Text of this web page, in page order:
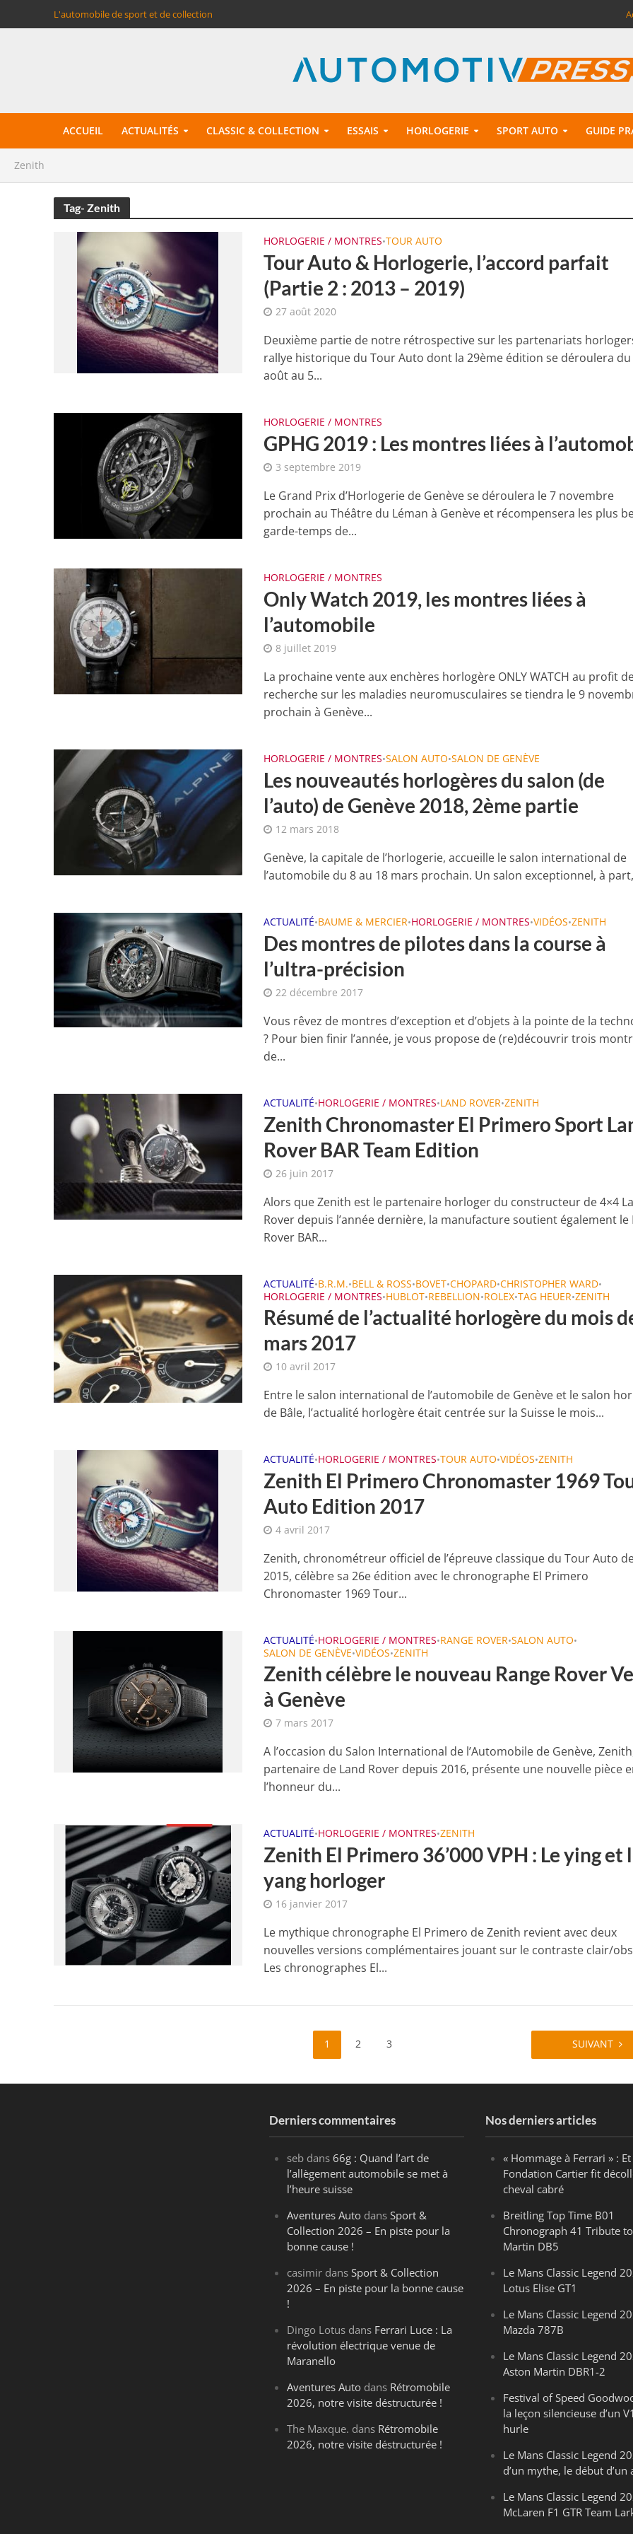
L'automobile de sport et de collection
ACCUEIL ACTUALITÉS CLASSIC & COLLECTION ESSAIS HORLOGERIE SPORT AUTO GUIDE
Zenith
Tag- Zenith
HORLOGERIE / MONTRES•TOUR AUTO
Tour Auto & Horlogerie, l’accord parfait
(Partie 2 : 2013 – 2019)
27 août 2020
Deuxième partie de notre rétrospective sur les partenariats
rallye historique du Tour Auto dont la 29ème édition se déroulera du
août au 5...
HORLOGERIE / MONTRES
GPHG 2019 : Les montres liées à
3 septembre 2019
Le Grand Prix d’Horlogerie de Genève se déroulera le 7 novembre
prochain au Théâtre du Léman à Genève et récompensera les plus
garde-temps de...
HORLOGERIE / MONTRES
Only Watch 2019, les montres liées à
l’automobile
8 juillet 2019
La prochaine vente aux enchères horlogère ONLY WATCH au profit
recherche sur les maladies neuromusculaires se tiendra le 9
prochain à Genève...
HORLOGERIE / MONTRES•SALON AUTO•SALON DE GENÈVE
Les nouveautés horlogères du salon (de
l’auto) de Genève 2018, 2ème partie
12 mars 2018
Genève, la capitale de l’horlogerie, accueille le salon international de
l’automobile du 8 au 18 mars prochain. Un salon exceptionnel, à
ACTUALITÉ•BAUME & MERCIER•HORLOGERIE / MONTRES•VIDÉOS•ZENITH
Des montres de pilotes dans la course à
l’ultra-précision
22 décembre 2017
Vous rêvez de montres d’exception et d’objets à la pointe de la
? Pour bien finir l’année, je vous propose de (re)découvrir trois
de...
ACTUALITÉ•HORLOGERIE / MONTRES•LAND ROVER•ZENITH
Zenith Chronomaster El Primero Sport
Rover BAR Team Edition
26 juin 2017
Alors que Zenith est le partenaire horloger du constructeur de 4×4
Rover depuis l’année dernière, la manufacture soutient également le
Rover BAR...
ACTUALITÉ•B.R.M.•BELL & ROSS•BOVET•CHOPARD•CHRISTOPHER WARD•
HORLOGERIE / MONTRES•HUBLOT•REBELLION•ROLEX•TAG HEUER•ZENITH
Résumé de l’actualité horlogère du mois
mars 2017
10 avril 2017
Entre le salon international de l’automobile de Genève et le salon
de Bâle, l’actualité horlogère était centrée sur la Suisse le mois...
ACTUALITÉ•HORLOGERIE / MONTRES•TOUR AUTO•VIDÉOS•ZENITH
Zenith El Primero Chronomaster 1969
Auto Edition 2017
4 avril 2017
Zenith, chronométreur officiel de l’épreuve classique du Tour Auto
2015, célèbre sa 26e édition avec le chronographe El Primero
Chronomaster 1969 Tour...
ACTUALITÉ•HORLOGERIE / MONTRES•RANGE ROVER•SALON AUTO•
SALON DE GENÈVE•VIDÉOS•ZENITH
Zenith célèbre le nouveau Range Rover
à Genève
7 mars 2017
A l’occasion du Salon International de l’Automobile de Genève,
partenaire de Land Rover depuis 2016, présente une nouvelle pièce
l’honneur du...
ACTUALITÉ•HORLOGERIE / MONTRES•ZENITH
Zenith El Primero 36’000 VPH : Le ying et
yang horloger
16 janvier 2017
Le mythique chronographe El Primero de Zenith revient avec deux
nouvelles versions complémentaires jouant sur le contraste clair/
Les chronographes El...
1 2 3 SUIVANT
Derniers commentaires
seb dans66g : Quand l’art de
l’allègement automobile se met à
l’heure suisse
Aventures Auto dansSport &
Collection 2026 – En piste pour la
bonne cause !
casimir dansSport & Collection
2026 – En piste pour la bonne cause
!
Dingo Lotus dans Ferrari Luce : La
révolution électrique venue de
Maranello
Aventures Auto dans Rétromobile
2026, notre visite déstructurée !
The Maxque. dans Rétromobile
2026, notre visite déstructurée !
Nos derniers articles
« Hommage à Ferrari » : Et
Fondation Cartier fit
cheval cabré
Breitling Top Time B01
Chronograph 41 Tribute
Martin DB5
Le Mans Classic Legend
Lotus Elise GT1
Le Mans Classic Legend
Mazda 787B
Le Mans Classic Legend
Aston Martin DBR1-2
Festival of Speed
la leçon silencieuse d’un
hurle
Le Mans Classic Legend
d’un mythe, le début d’un
Le Mans Classic Legend
McLaren F1 GTR Team